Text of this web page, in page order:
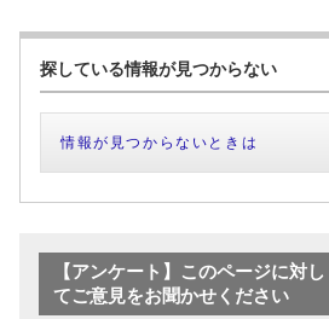
探している情報が見つからない
情報が見つからないときは
【アンケート】このページに対し
てご意見をお聞かせください